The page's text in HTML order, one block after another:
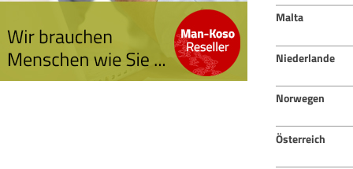
Malta
Niederlande
Norwegen
Österreich